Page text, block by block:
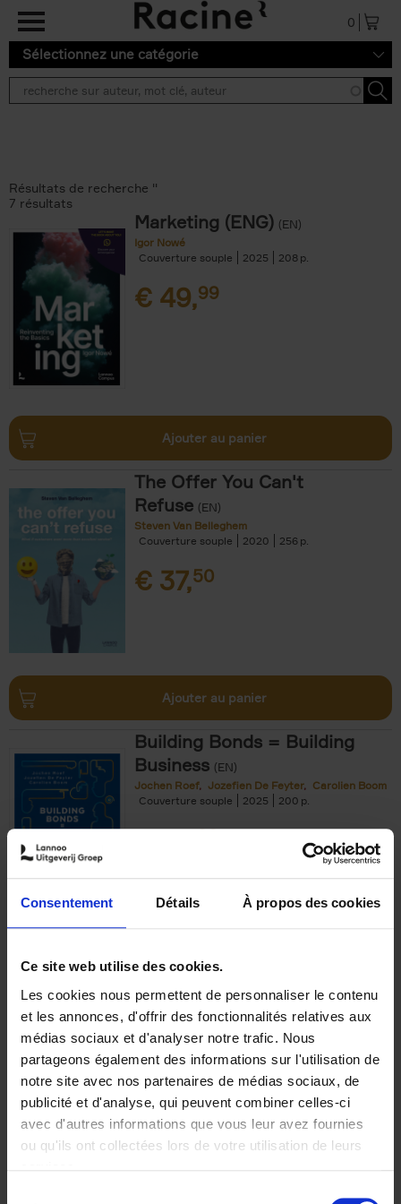
Consentement Détails À propos des cookies
Ce site web utilise des cookies.
Les cookies nous permettent de personnaliser le contenu
et les annonces, d'offrir des fonctionnalités relatives aux
médias sociaux et d'analyser notre trafic. Nous
partageons également des informations sur l'utilisation de
notre site avec nos partenaires de médias sociaux, de
publicité et d'analyse, qui peuvent combiner celles-ci
avec d'autres informations que vous leur avez fournies
ou qu'ils ont collectées lors de votre utilisation de leurs
Aller au contenu principal
0
Sélectionnez une catégorie
Résultats de recherche ''
7 résultats
Marketing (ENG) (EN)
Igor Nowé
Couverture souple
2025 208
€ 49,99
Ajouter au panier
The Offer You Can't
Refuse (EN)
Steven Van Belleghem
Couverture souple
2020 256
€ 37,50
Ajouter au panier
Building Bonds = Building
Business (EN)
Jochen Roef Jozefien De Feyter
Carolien Boom
Couverture souple
2025 200
€29,99
Optichannel Retail. Beyond
the Digital Hysteria
Gino Van Ossel
Autre finition
2019 350
€29,99